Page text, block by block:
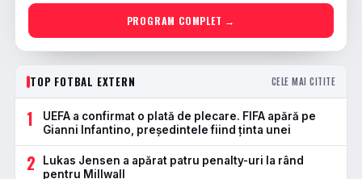
PROGRAM COMPLET →
TOP FOTBAL EXTERN CELE MAI CITITE
1
UEFA a confirmat o plată de plecare. FIFA apără pe
Gianni Infantino, președintele fiind ținta unei
2
Lukas Jensen a apărat patru penalty-uri la rând
pentru Millwall